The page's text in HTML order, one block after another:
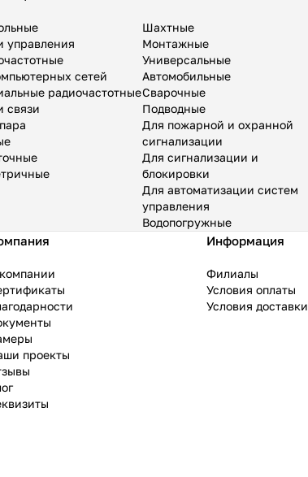
управления
сетей
радиочастотные
связи
Шахтные
Монтажные
Универсальные
Автомобильные
Сварочные
Подводные
Для пожарной и охранной
сигнализации
Для сигнализации и
блокировки
Для автоматизации систем
управления
Водопогружные
проекты
Информация
Филиалы
Условия оплаты
Условия доставки